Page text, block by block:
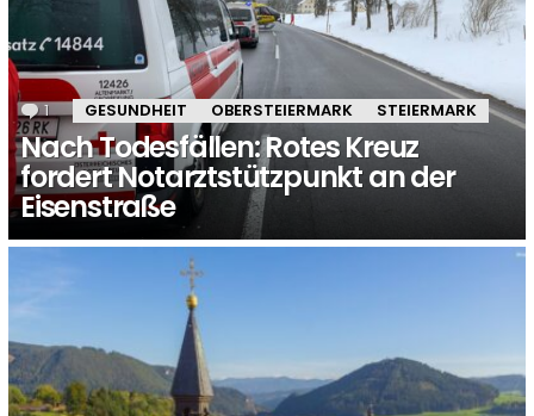
1 Kommentar
GESUNDHEIT OBERSTEIERMARK STEIERMARK
Nach Todesfällen: Rotes Kreuz
fordert Notarztstützpunkt an der
Eisenstraße